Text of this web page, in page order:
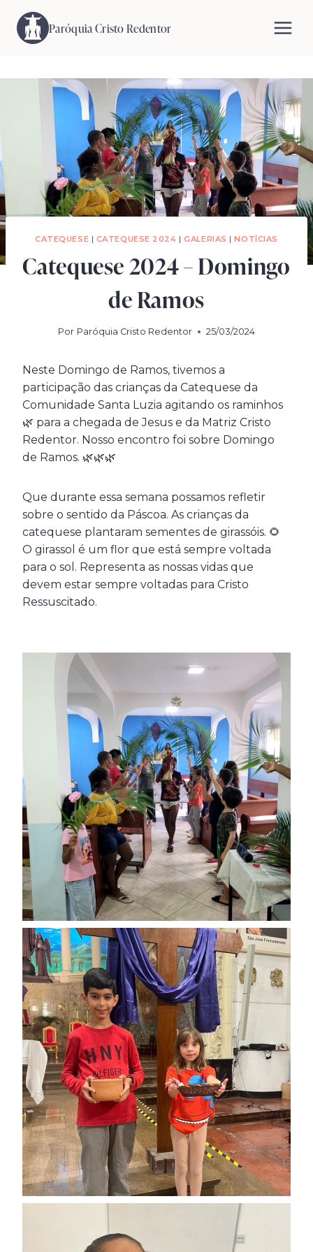
para
Paróquia Cristo Redentor
CATEQUESE | CATEQUESE 2024 |GALERIAS |NOTÍCIAS
Catequese 2024 – Domingo
de Ramos
Por Paróquia Cristo Redentor 25/03/2024
Neste Domingo de Ramos, tivemos a
participação das crianças da Catequese da
Comunidade Santa Luzia agitando os raminhos
🌿 para a chegada de Jesus e da Matriz Cristo
Redentor. Nosso encontro foi sobre Domingo
de Ramos. 🌿🌿🌿
Que durante essa semana possamos refletir
sobre o sentido da Páscoa. As crianças da
catequese plantaram sementes de girassóis. 🌻
O girassol é um flor que está sempre voltada
para o sol. Representa as nossas vidas que
devem estar sempre voltadas para Cristo
Ressuscitado.